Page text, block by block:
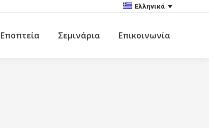
Ελληνικά
Εποπτεία Σεμινάρια Επικοινωνία